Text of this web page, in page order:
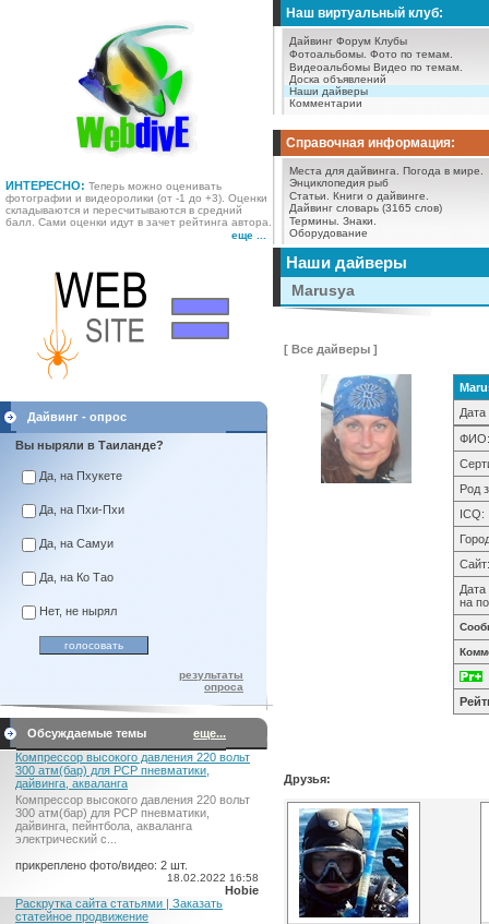
ИНТЕРЕСНО: Теперь можно оценивать
фотографии и видеоролики (от -1 до +3). Оценки
складываются и пересчитываются в средний
балл. Сами оценки идут в зачет рейтинга автора.
еще ...
Наш виртуальный клуб:
Дайвинг Форум Клубы
Фотоальбомы. Фото по темам.
Видеоальбомы Видео по темам.
Доска объявлений
Наши дайверы
Комментарии
Справочная информация:
Места для дайвинга.
Погода в мире.
Энциклопедия рыб
Статьи.
Книги о дайвинге.
Дайвинг словарь (3165 слов)
Термины. Знаки.
Оборудование
Дайвинг - опрос
Вы ныряли в Таиланде?
Да, на Пхукете
Да, на Пхи-Пхи
Да, на Самуи
Да, на Ко Тао
Нет, не нырял
результаты
опроса
Обсуждаемые темы
еще...
Компрессор высокого давления 220 вольт
300 атм(бар) для PCP пневматики,
дайвинга, акваланга
Компрессор высокого давления 220 вольт
300 атм(бар) для PCP пневматики,
дайвинга, пейнтбола, акваланга
электрический c...
прикреплено фото/видео: 2 шт.
18.02.2022 16:58
Hobie
Раскрутка сайта статьями | Заказать
статейное продвижение
Наши дайверы
Marusya
[ Все дайверы ]
Дата
ФИО:
Род
ICQ:
Дата
на
Друзья: